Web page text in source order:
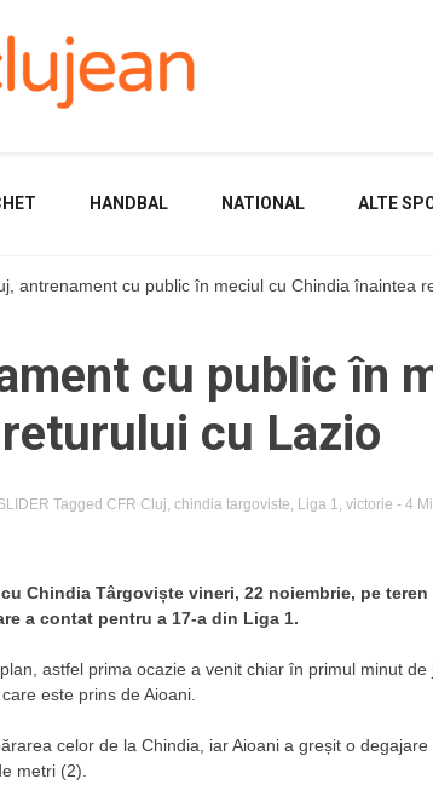
HANDBAL NATIONAL ALTE
antrenament cu public în meciul cu Chindia înaintea
cu public în
cu Lazio
Tagged CFR Cluj, chindia targoviste, Liga 1, victorie - 4
Chindia Târgoviște vineri, 22 noiembrie, pe
a contat pentru a 17-a din Liga 1.
astfel prima ocazie a venit chiar în primul minut
este prins de Aioani.
celor de la Chindia, iar Aioani a greșit o
metri (2).